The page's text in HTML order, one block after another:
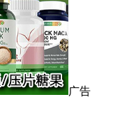
广告